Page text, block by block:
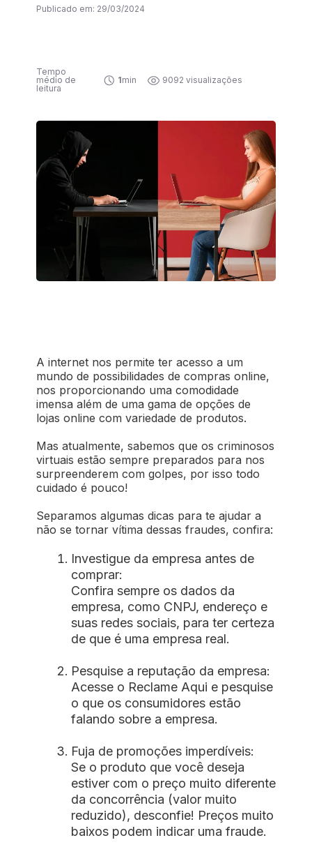
Publicado em: 29/03/2024
Tempo
médio de
leitura
1min 9092 visualizações
A internet nos permite ter acesso a um
mundo de possibilidades de compras online,
nos proporcionando uma comodidade
imensa além de uma gama de opções de
lojas online com variedade de produtos.
Mas atualmente, sabemos que os criminosos
virtuais estão sempre preparados para nos
surpreenderem com golpes, por isso todo
cuidado é pouco!
Separamos algumas dicas para te ajudar a
não se tornar vítima dessas fraudes, confira:
Investigue da empresa antes de
comprar:
Confira sempre os dados da
empresa, como CNPJ, endereço e
suas redes sociais, para ter certeza
de que é uma empresa real.
Pesquise a reputação da empresa:
Acesse o Reclame Aqui e pesquise
o que os consumidores estão
falando sobre a empresa.
Fuja de promoções imperdíveis:
Se o produto que você deseja
estiver com o preço muito diferente
da concorrência (valor muito
reduzido), desconfie! Preços muito
baixos podem indicar uma fraude.